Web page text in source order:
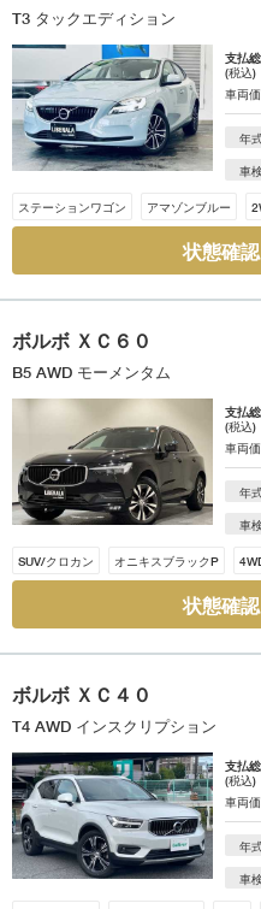
T3 タックエディション
支払
(税込)
車両
年
車検
ステーションワゴン アマゾンブルー
状態確
ボルボ ＸＣ６０
B5 AWD モーメンタム
支払
(税込)
車両
年
車検
SUV/クロカン オニキスブラックP
状態確
ボルボ ＸＣ４０
T4 AWD インスクリプション
支払
(税込)
車両
年
車検